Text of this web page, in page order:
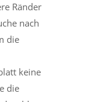
Ränder
nach
die
keine
die